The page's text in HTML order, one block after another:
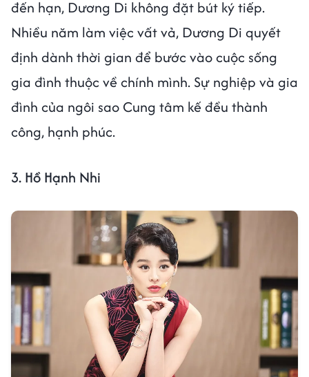
đến hạn, Dương Di không đặt bút ký tiếp.
Nhiều năm làm việc vất vả, Dương Di quyết
định dành thời gian để bước vào cuộc sống
gia đình thuộc về chính mình. Sự nghiệp và gia
đình của ngôi sao Cung tâm kế đều thành
công, hạnh phúc.
3. Hồ Hạnh Nhi